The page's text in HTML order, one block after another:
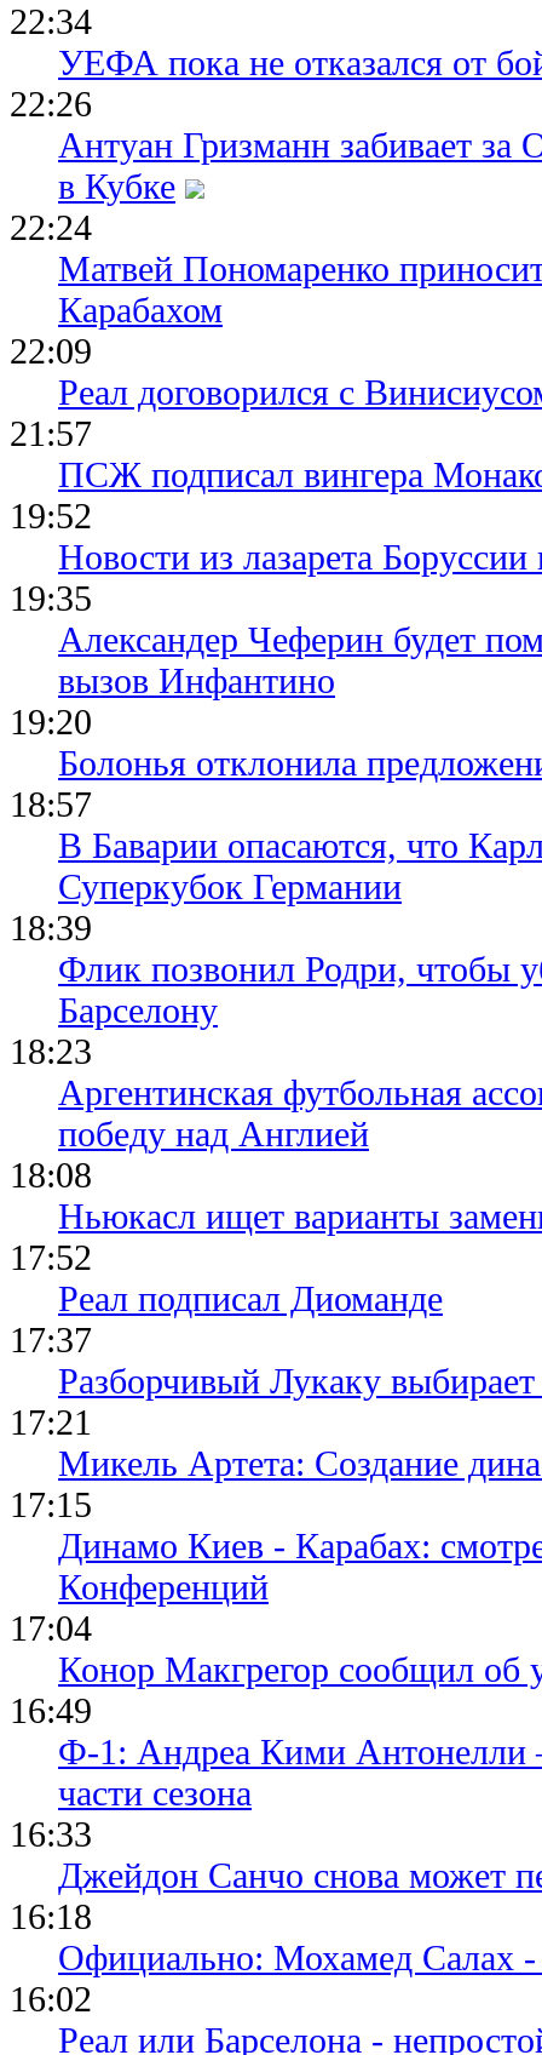
22:34
УЕФА пока не отказался от
22:26
Антуан Гризманн забивает за
в Кубке
22:24
Матвей Пономаренко
Карабахом
22:09
Реал договорился с
21:57
ПСЖ подписал вингера
19:52
Новости из лазарета
19:35
Александер Чеферин будет
вызов Инфантино
19:20
Болонья отклонила
18:57
В Баварии опасаются, что
Суперкубок Германии
18:39
Флик позвонил Родри, чтобы
Барселону
18:23
Аргентинская футбольная
победу над Англией
18:08
Ньюкасл ищет варианты
17:52
Реал подписал Диоманде
17:37
Разборчивый Лукаку
17:21
Микель Артета: Создание
17:15
Динамо Киев - Карабах:
Конференций
17:04
Конор Макгрегор сообщил об
16:49
Ф-1: Андреа Кими Антонелли
части сезона
16:33
Джейдон Санчо снова может
16:18
Официально: Мохамед Салах -
16:02
Реал или Барселона -